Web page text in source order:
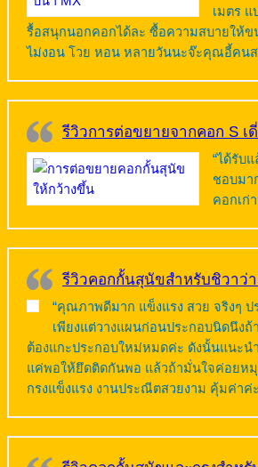
เมตร
รื้อสนุกนอกคอกได้ละ ซื้อความสบายให้ข
ไม่งอน โวย หอน หลายวันนะจ๊ะคุณอี้คนส
รีวิวการต่อขยายจากคอก S เ
“ได้รับ
ชอบมา
คอกเก่
รีวิวคอกกั้นสุนัขสำหรับชิวาว่า
“คุณภาพดีมาก แข็งแรง สวย จริงๆ ป
เพียงแต่วางแผนก่อนประกอบนิดนึงถ้
ต้องแกะประกอบใหม่หมดค่ะ ดังนั้นแนะน
แค่พอให้ยึดติดกันพอ แล้วถ้ามั่นใจค่อยห
กรงแข็งแรง งานประณีตสวยงาม คุ้มค่าค่